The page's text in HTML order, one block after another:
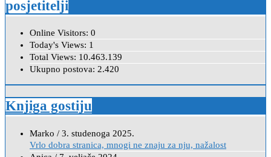
posjetitelji
Online Visitors: 0
Today's Views: 1
Total Views: 10.463.139
Ukupno postova: 2.420
Knjiga gostiju
Marko / 3. studenoga 2025.
Vrlo dobra stranica, mnogi ne znaju za nju, nažalost